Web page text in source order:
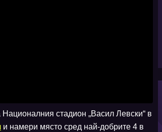
стадион „Васил Левски“ в
и намери място сред най-добрите 4 в